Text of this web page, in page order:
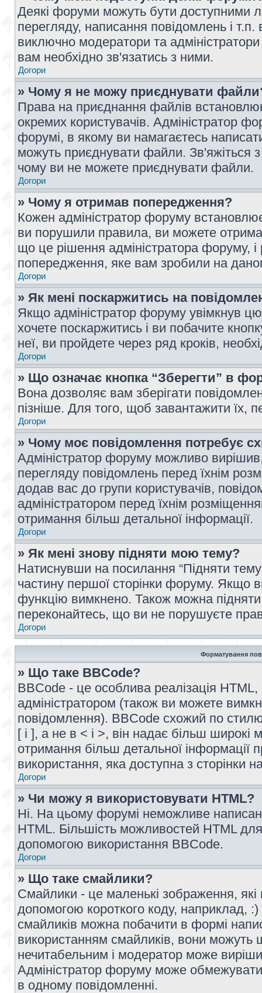
Деякі форуми можуть бути доступними
перегляду, написання повідомлень і
виключно модератори та
вам необхідно зв'язатись з ними.
Догори
» Чому я не можу приєднувати
Права на приєднання файлів
окремих користувачів. Адміністратор
форумі, в якому ви намагаєтесь
можуть приєднувати файли. Зв'яжіться
чому ви не можете приєднувати файли.
Догори
» Чому я отримав попередження?
Кожен адміністратор форуму
ви порушили правила, ви можете
що це рішення адміністратора форуму,
попередження, яке вам зробили на
Догори
» Як мені поскаржитись на
Якщо адміністратор форуму увімкнув
хочете поскаржитись і ви побачите
неї, ви пройдете через ряд кроків,
Догори
» Що означає кнопка “Зберегти” в
Вона дозволяє вам зберігати
пізніше. Для того, щоб завантажити їх,
Догори
» Чому моє повідомлення потребує
Адміністратор форуму можливо
перегляду повідомлень перед їхнім
додав вас до групи користувачів,
адміністратором перед їхнім
отримання більш детальної інформації.
Догори
» Як мені знову підняти мою тему?
Натиснувши на посилання “Підняти
частину першої сторінки форуму. Якщо
функцію вимкнено. Також можна
переконайтесь, що ви не порушуєте
Догори
Форматування
» Що таке BBCode?
BBCode - це особлива реалізація
адміністратором (також ви можете
повідомлення). BBCode схожий по
[ і ], а не в < і >, він надає більш
отримання більш детальної інформації
використання, яка доступна з сторінки
Догори
» Чи можу я використовувати HTML?
Ні. На цьому форумі неможливе
HTML. Більшість можливостей HTML
допомогою використання BBCode.
Догори
» Що таке смайлики?
Смайлики - це маленькі зображення, які
допомогою короткого коду, наприклад,
смайликів можна побачити в формі
використанням смайликів, вони
нечитабельним і модератор може
Адміністратор форуму може обмежувати
в одному повідомленні.